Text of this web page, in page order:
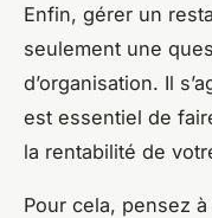
Enfin, gérer un
seulement une
d’organisation. Il
est essentiel de
la rentabilité de
Pour cela, pensez